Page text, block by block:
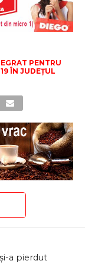
PENTRU
ÎN JUDEȚUL
a pierdut